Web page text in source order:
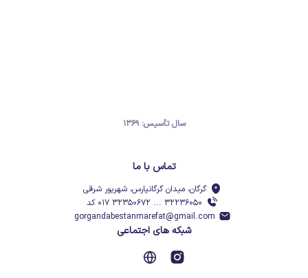
سال تأسیس: ۱۳۶۹
تماس با ما
گرگان، میدان گرگانپارس، شهریور شرقی
۳۲۲۳۶۰۵۰ ... ۳۲۳۵۰۶۷۲ ۰۱۷ کد
gorgandabestanmarefat@gmail.com
شبکه های اجتماعی